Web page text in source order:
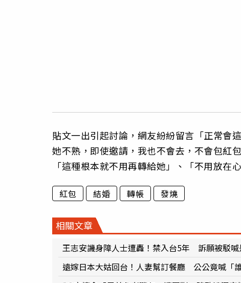
貼文一出引起討論，網友紛紛留言「正常會
她不熟，即使邀請，我也不會去，不會包紅
「這種根本就不用再轉給她」、「不用放在
紅包 結婚 轉帳 發燒
相關文章
王志安譏身障人士遭轟！禁入台5年 訴願被駁喊
遠嫁日本大姑回台！人妻幫訂餐廳 公公竟喊「